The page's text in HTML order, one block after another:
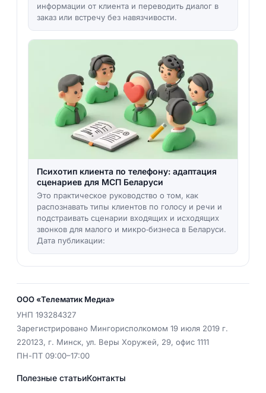
информации от клиента и переводить диалог в
заказ или встречу без навязчивости.
Психотип клиента по телефону: адаптация
сценариев для МСП Беларуси
Это практическое руководство о том, как
распознавать типы клиентов по голосу и речи и
подстраивать сценарии входящих и исходящих
звонков для малого и микро‑бизнеса в Беларуси.
Дата публикации:
ООО «Телематик Медиа»
УНП 193284327
Зарегистрировано Мингорисполкомом 19 июля 2019 г.
220123, г. Минск, ул. Веры Хоружей, 29, офис 1111
ПН-ПТ 09:00–17:00
Полезные статьиКонтакты